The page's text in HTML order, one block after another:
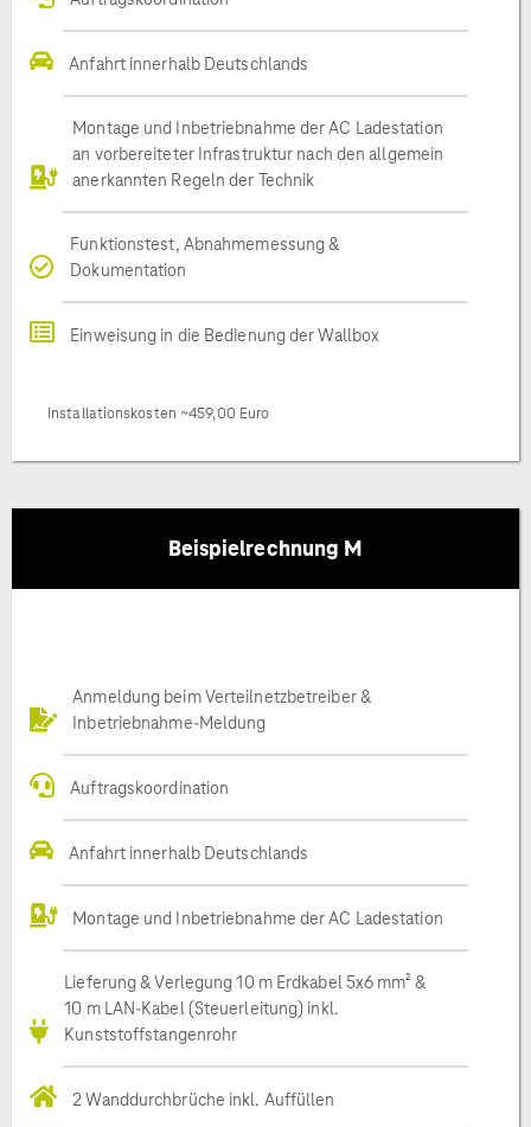
Anfahrt innerhalb Deutschlands
Montage und Inbetriebnahme der AC Ladestation
an vorbereiteter Infrastruktur nach den allgemein
anerkannten Regeln der Technik
Funktionstest, Abnahmemessung &
Dokumentation
Einweisung in die Bedienung der Wallbox
Installationskosten ~459,00 Euro
Beispielrechnung M
Anmeldung beim Verteilnetzbetreiber &
Inbetriebnahme-Meldung
Auftragskoordination
Anfahrt innerhalb Deutschlands
Montage und Inbetriebnahme der AC Ladestation
Lieferung & Verlegung 10 m Erdkabel 5x6 mm² &
10 m LAN-Kabel (Steuerleitung) inkl.
Kunststoffstangenrohr
2 Wanddurchbrüche inkl. Auffüllen